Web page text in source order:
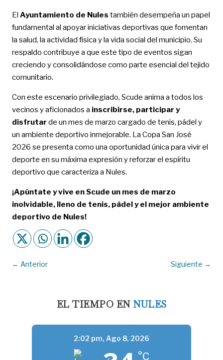
El Ayuntamiento de Nules también desempeña un papel
fundamental al apoyar iniciativas deportivas que fomentan
la salud, la actividad física y la vida social del municipio. Su
respaldo contribuye a que este tipo de eventos sigan
creciendo y consolidándose como parte esencial del tejido
comunitario.
Con este escenario privilegiado, Scude anima a todos los
vecinos y aficionados a inscribirse, participar y
disfrutar de un mes de marzo cargado de tenis, pádel y
un ambiente deportivo inmejorable. La Copa San José
2026 se presenta como una oportunidad única para vivir el
deporte en su máxima expresión y reforzar el espíritu
deportivo que caracteriza a Nules.
¡Apúntate y vive en Scude un mes de marzo
inolvidable, lleno de tenis, pádel y el mejor ambiente
deportivo de Nules!
← Anterior Siguiente →
EL TIEMPO EN NULES
2:02 pm, Ago 8, 2026
°C